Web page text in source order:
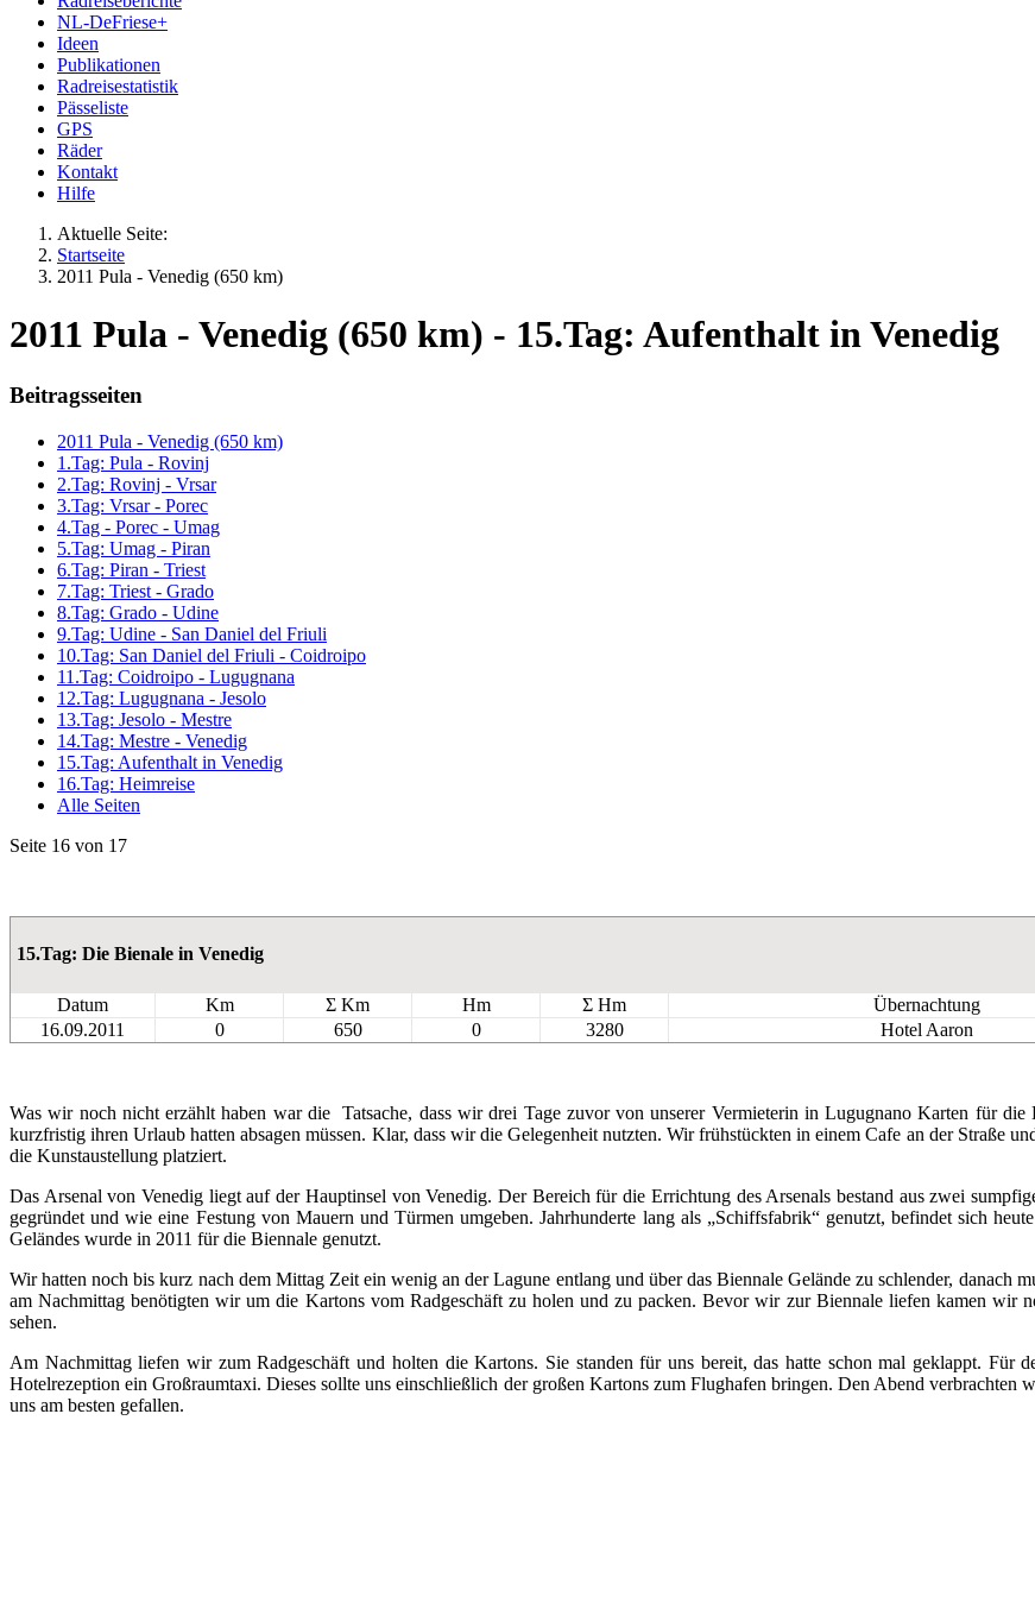
NL-DeFriese+
Ideen
Publikationen
Radreisestatistik
Pässeliste
GPS
Räder
Kontakt
Hilfe
Aktuelle Seite:
Startseite
2011 Pula - Venedig (650 km)
2011 Pula - Venedig (650 km) - 15.Tag: Aufenthalt in Venedig
Beitragsseiten
2011 Pula - Venedig (650 km)
1.Tag: Pula - Rovinj
2.Tag: Rovinj - Vrsar
3.Tag: Vrsar - Porec
4.Tag - Porec - Umag
5.Tag: Umag - Piran
6.Tag: Piran - Triest
7.Tag: Triest - Grado
8.Tag: Grado - Udine
9.Tag: Udine - San Daniel del Friuli
10.Tag: San Daniel del Friuli - Coidroipo
11.Tag: Coidroipo - Lugugnana
12.Tag: Lugugnana - Jesolo
13.Tag: Jesolo - Mestre
14.Tag: Mestre - Venedig
15.Tag: Aufenthalt in Venedig
16.Tag: Heimreise
Alle Seiten
Seite 16 von 17
15.Tag: Die Bienale in Venedig
Datum Km Σ Km Hm Σ Hm
Übernachtung
16.09.2011
0 650 0 3280 Hotel Aaron
Was wir noch nicht erzählt haben war die Tatsache, dass wir drei Tage zuvor von unserer Vermieterin in Lugugnano Karten für die
kurzfristig ihren Urlaub hatten absagen müssen. Klar, dass wir die Gelegenheit nutzten. Wir frühstückten in einem Cafe an der Straße
die Kunstaustellung platziert.
Das Arsenal von Venedig liegt auf der Hauptinsel von Venedig. Der Bereich für die Errichtung des Arsenals bestand aus zwei
gegründet und wie eine Festung von Mauern und Türmen umgeben. Jahrhunderte lang als „Schiffsfabrik“ genutzt, befindet sich
Geländes wurde in 2011 für die Biennale genutzt.
Wir hatten noch bis kurz nach dem Mittag Zeit ein wenig an der Lagune entlang und über das Biennale Gelände zu schlender, danach
am Nachmittag benötigten wir um die Kartons vom Radgeschäft zu holen und zu packen. Bevor wir zur Biennale liefen kamen wir
sehen.
Am Nachmittag liefen wir zum Radgeschäft und holten die Kartons. Sie standen für uns bereit, das hatte schon mal geklappt. Für
Hotelrezeption ein Großraumtaxi. Dieses sollte uns einschließlich der großen Kartons zum Flughafen bringen. Den Abend
uns am besten gefallen.